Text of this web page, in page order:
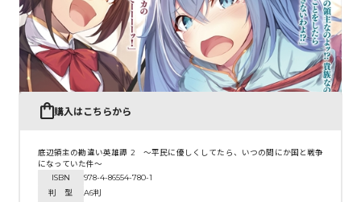
購入はこちらから
底辺領主の勘違い英雄譚 2 ～平民に優しくしてたら、いつの間にか国と戦争
になっていた件～
ISBN
978-4-86554-780-1
判 型
A6判